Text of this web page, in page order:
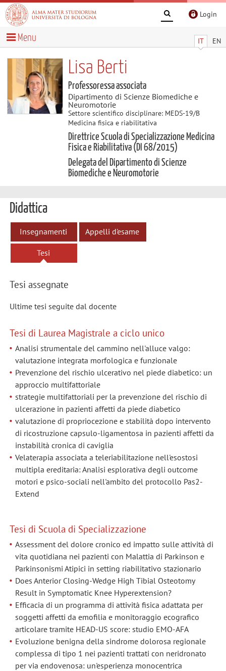
Login
IT EN
Menu
Lisa Berti
Professoressa associata
Dipartimento di Scienze Biomediche e
Neuromotorie
Settore scientifico disciplinare: MEDS-19/B
Medicina fisica e riabilitativa
Direttrice Scuola di Specializzazione Medicina
Fisica e Riabilitativa (DI 68/2015)
Delegata del Dipartimento di Scienze
Biomediche e Neuromotorie
Didattica
Insegnamenti Appelli d'esame
Tesi
Tesi assegnate
Ultime tesi seguite dal docente
Tesi di Laurea Magistrale a ciclo unico
Analisi strumentale del cammino nell'alluce valgo:
valutazione integrata morfologica e funzionale
Prevenzione del rischio ulcerativo nel piede diabetico: un
approccio multifattoriale
strategie multifattoriali per la prevenzione del rischio di
ulcerazione in pazienti affetti da piede diabetico
valutazione di propriocezione e stabilità dopo intervento
di ricostruzione capsulo-ligamentosa in pazienti affetti da
instabilità cronica di caviglia
Velaterapia associata a teleriabilitazione nell'esostosi
multipla ereditaria: Analisi esplorativa degli outcome
motori e psico-sociali nell'ambito del protocollo Pas2-
Extend
Tesi di Scuola di Specializzazione
Assessment del dolore cronico ed impatto sulle attività di
vita quotidiana nei pazienti con Malattia di Parkinson e
Parkinsonismi Atipici in setting riabilitativo stazionario
Does Anterior Closing-Wedge High Tibial Osteotomy
Result in Symptomatic Knee Hyperextension?
Efficacia di un programma di attività fisica adattata per
soggetti affetti da emofilia e monitoraggio ecografico
articolare tramite HEAD-US score: studio EMO-AFA
Evoluzione benigna della sindrome dolorosa regionale
complessa di tipo 1 nei pazienti trattati con neridronato
per via endovenosa: un'esperienza monocentrica